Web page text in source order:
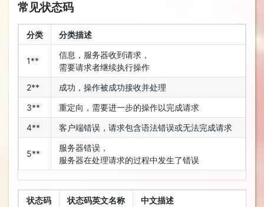
常见状态码
分类 分类描述
1**
信息，服务器收到请求，
需要请求者继续执行操作
2**
成功，操作被成功接收并处理
3**
重定向，需要进一步的操作以完成请求
4**
客户端错误，请求包含语法错误或无法完成请求
5**
服务器错误，
服务器在处理请求的过程中发生了错误
状态码 状态码英文名称 中文描述